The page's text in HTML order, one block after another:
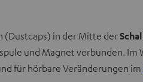
(Dustcaps) in der Mitte der
und Magnet verbunden.
für hörbare Veränderungen im